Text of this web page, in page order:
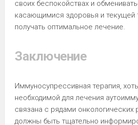
своих беспокойствах и
касающимися здоровья и текущей
получать оптимальное лечение.
Заключение
Иммуносупрессивная терапия,
необходимой для лечения
связана с рядами онкологических
должны быть тщательно